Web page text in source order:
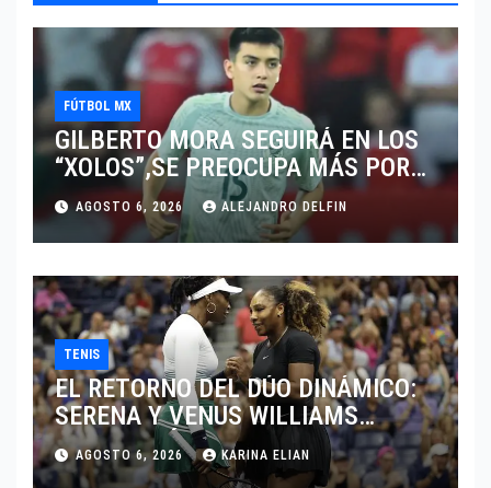
FÚTBOL MX
GILBERTO MORA SEGUIRÁ EN LOS
“XOLOS”,SE PREOCUPA MÁS POR
JUGAR EN SU EQUIPO.
AGOSTO 6, 2026 ALEJANDRO DELFIN
TENIS
EL RETORNO DEL DÚO DINÁMICO:
SERENA Y VENUS WILLIAMS
DISPUTARÁN LOS DOBLES EN
CINCINNATI 2026
AGOSTO 6, 2026 KARINA ELIAN